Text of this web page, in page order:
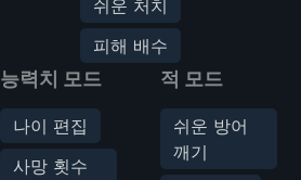
쉬운 처치
피해 배수
능력치 모드
나이 편집
사망 횟수
적 모드
쉬운 방어
깨기